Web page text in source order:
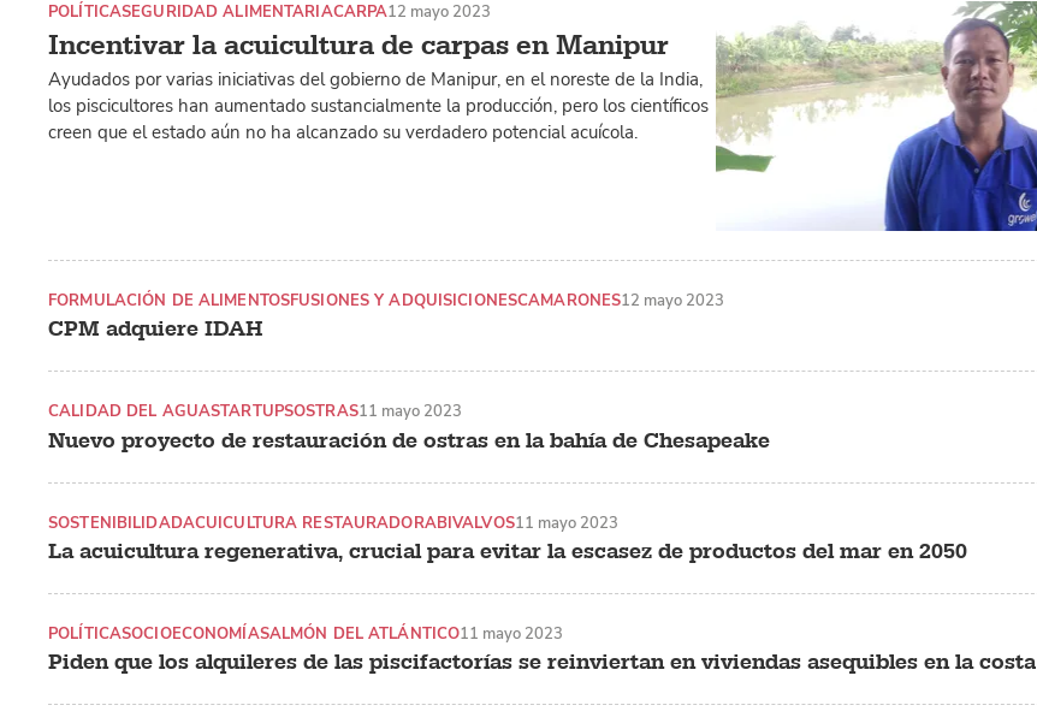
Incentivar la acuicultura de carpas en Manipur
POLÍTICASEGURIDAD ALIMENTARIACARPA12 mayo 2023
Ayudados por varias iniciativas del gobierno de Manipur, en el noreste de la India,
los piscicultores han aumentado sustancialmente la producción, pero los científicos
creen que el estado aún no ha alcanzado su verdadero potencial acuícola.
CPM adquiere IDAH
FORMULACIÓN DE ALIMENTOSFUSIONES Y ADQUISICIONESCAMARONES12 mayo 2023
Nuevo proyecto de restauración de ostras en la bahía de Chesapeake
CALIDAD DEL AGUASTARTUPSOSTRAS11 mayo 2023
La acuicultura regenerativa, crucial para evitar la escasez de productos del mar en 2050
SOSTENIBILIDADACUICULTURA RESTAURADORABIVALVOS11 mayo 2023
Piden que los alquileres de las piscifactorías se reinviertan en viviendas asequibles en la costa
POLÍTICASOCIOECONOMÍASALMÓN DEL ATLÁNTICO11 mayo 2023